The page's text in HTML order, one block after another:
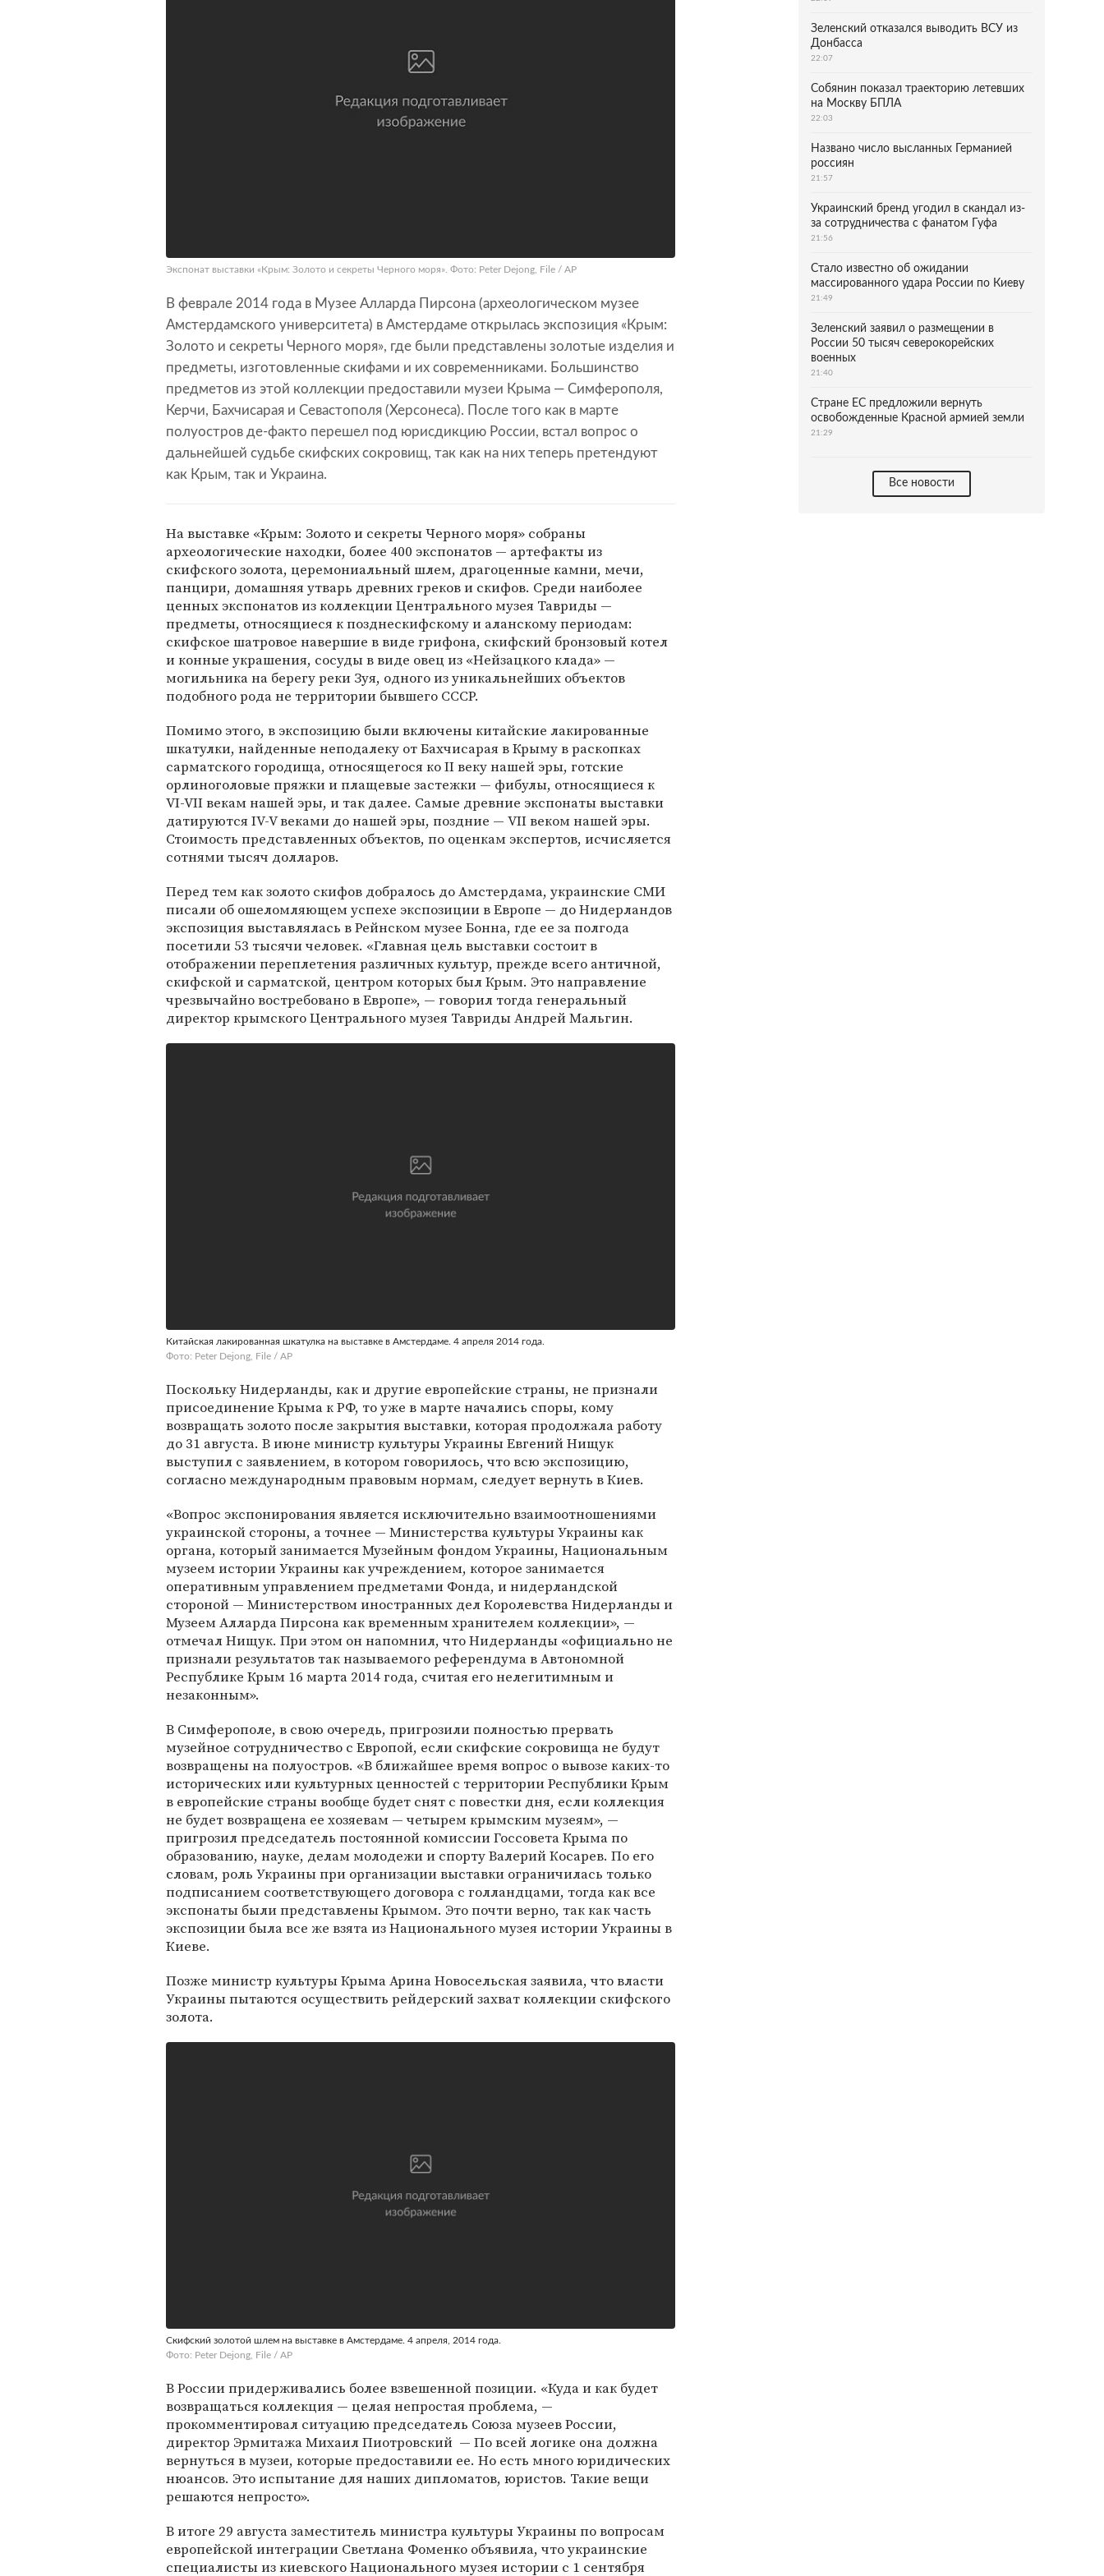
Экспонат выставки «Крым: Золото и секреты Черного моря». Фото: Peter Dejong, File / AP
В феврале 2014 года в Музее Алларда Пирсона (археологическом музее
Амстердамского университета) в Амстердаме открылась экспозиция «Крым:
Золото и секреты Черного моря», где были представлены золотые изделия и
предметы, изготовленные скифами и их современниками. Большинство
предметов из этой коллекции предоставили музеи Крыма — Симферополя,
Керчи, Бахчисарая и Севастополя (Херсонеса). После того как в марте
полуостров де-факто перешел под юрисдикцию России, встал вопрос о
дальнейшей судьбе скифских сокровищ, так как на них теперь претендуют
как Крым, так и Украина.
На выставке «Крым: Золото и секреты Черного моря» собраны
археологические находки, более 400 экспонатов — артефакты из
скифского золота, церемониальный шлем, драгоценные камни, мечи,
панцири, домашняя утварь древних греков и скифов. Среди наиболее
ценных экспонатов из коллекции Центрального музея Тавриды —
предметы, относящиеся к позднескифскому и аланскому периодам:
скифское шатровое навершие в виде грифона, скифский бронзовый котел
и конные украшения, сосуды в виде овец из «Нейзацкого клада» —
могильника на берегу реки Зуя, одного из уникальнейших объектов
подобного рода не территории бывшего СССР.
Помимо этого, в экспозицию были включены китайские лакированные
шкатулки, найденные неподалеку от Бахчисарая в Крыму в раскопках
сарматского городища, относящегося ко II веку нашей эры, готские
орлиноголовые пряжки и плащевые застежки — фибулы, относящиеся к
VI-VII векам нашей эры, и так далее. Самые древние экспонаты выставки
датируются IV-V веками до нашей эры, поздние — VII веком нашей эры.
Стоимость представленных объектов, по оценкам экспертов, исчисляется
сотнями тысяч долларов.
Перед тем как золото скифов добралось до Амстердама, украинские СМИ
писали об ошеломляющем успехе экспозиции в Европе — до Нидерландов
экспозиция выставлялась в Рейнском музее Бонна, где ее за полгода
посетили 53 тысячи человек. «Главная цель выставки состоит в
отображении переплетения различных культур, прежде всего античной,
скифской и сарматской, центром которых был Крым. Это направление
чрезвычайно востребовано в Европе», — говорил тогда генеральный
директор крымского Центрального музея Тавриды Андрей Мальгин.
Китайская лакированная шкатулка на выставке в Амстердаме. 4 апреля 2014 года.
Фото: Peter Dejong, File / AP
Поскольку Нидерланды, как и другие европейские страны, не признали
присоединение Крыма к РФ, то уже в марте начались споры, кому
возвращать золото после закрытия выставки, которая продолжала работу
до 31 августа. В июне министр культуры Украины Евгений Нищук
выступил с заявлением, в котором говорилось, что всю экспозицию,
согласно международным правовым нормам, следует вернуть в Киев.
«Вопрос экспонирования является исключительно взаимоотношениями
украинской стороны, а точнее — Министерства культуры Украины как
органа, который занимается Музейным фондом Украины, Национальным
музеем истории Украины как учреждением, которое занимается
оперативным управлением предметами Фонда, и нидерландской
стороной — Министерством иностранных дел Королевства Нидерланды и
Музеем Алларда Пирсона как временным хранителем коллекции», —
отмечал Нищук. При этом он напомнил, что Нидерланды «официально не
признали результатов так называемого референдума в Автономной
Республике Крым 16 марта 2014 года, считая его нелегитимным и
незаконным».
В Симферополе, в свою очередь, пригрозили полностью прервать
музейное сотрудничество с Европой, если скифские сокровища не будут
возвращены на полуостров. «В ближайшее время вопрос о вывозе каких-то
исторических или культурных ценностей с территории Республики Крым
в европейские страны вообще будет снят с повестки дня, если коллекция
не будет возвращена ее хозяевам — четырем крымским музеям», —
пригрозил председатель постоянной комиссии Госсовета Крыма по
образованию, науке, делам молодежи и спорту Валерий Косарев. По его
словам, роль Украины при организации выставки ограничилась только
подписанием соответствующего договора с голландцами, тогда как все
экспонаты были представлены Крымом. Это почти верно, так как часть
экспозиции была все же взята из Национального музея истории Украины в
Киеве.
Позже министр культуры Крыма Арина Новосельская заявила, что власти
Украины пытаются осуществить рейдерский захват коллекции скифского
золота.
Скифский золотой шлем на выставке в Амстердаме. 4 апреля, 2014 года.
Фото: Peter Dejong, File / AP
В России придерживались более взвешенной позиции. «Куда и как будет
возвращаться коллекция — целая непростая проблема, —
прокомментировал ситуацию председатель Союза музеев России,
директор Эрмитажа Михаил Пиотровский — По всей логике она должна
вернуться в музеи, которые предоставили ее. Но есть много юридических
нюансов. Это испытание для наших дипломатов, юристов. Такие вещи
решаются непросто».
В итоге 29 августа заместитель министра культуры Украины по вопросам
европейской интеграции Светлана Фоменко объявила, что украинские
специалисты из киевского Национального музея истории с 1 сентября
Зеленский отказался выводить ВСУ из
Донбасса
22:07
Собянин показал траекторию летевших
на Москву БПЛА
22:03
Названо число высланных Германией
россиян
21:57
Украинский бренд угодил в скандал из-
за сотрудничества с фанатом Гуфа
21:56
Стало известно об ожидании
массированного удара России по Киеву
21:49
Зеленский заявил о размещении в
России 50 тысяч северокорейских
военных
21:40
Стране ЕС предложили вернуть
освобожденные Красной армией земли
21:29
Все новости